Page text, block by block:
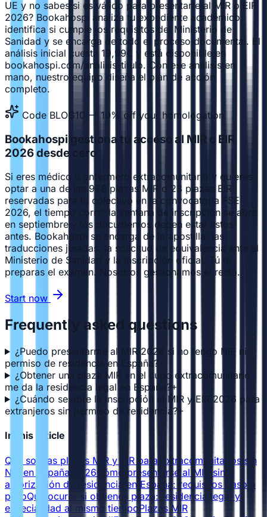
UE y no sabes si es válido para presentarte al MIR o EIR
2026? Bookahospi analiza tu expediente académico,
identifica si cumple los requisitos del Ministerio de
Sanidad y se encarga de todo el proceso documental. El
análisis inicial cuesta 19,99€ y está disponible en
bookahospi.com/analisis-titulo. Con ese análisis en
mano, nuestro equipo diseña el plan de acción
completo.
Code BLOG10 — 10% off your homologation
Bookahospi gestiona tu acceso al MIR o EIR
2026 desde cero
Si eres médico o enfermero extracomunitario y quieres
optar a una de las 928 plazas MIR o 23 plazas EIR
reservadas para tu colectivo en la convocatoria FSE
2026, el tiempo corre: la ventana de inscripción se abre
en septiembre y los documentos deben estar listos
antes. Bookahospi se encarga de la apostilla, las
traducciones juradas, la solicitud de equivalencia ante el
Ministerio de Sanidad y la inscripción oficial. Tú te
preparas el examen. Nosotros gestionamos el resto.
Start now
Frequently asked questions
¿Puedo presentarme al MIR 2026 si no tengo NIE ni
permiso de residencia en España?
¿Obtener una plaza MIR en el cupo extracomunitario
me da la residencia legal en España? +
¿Cuándo se abre la inscripción al MIR y EIR 2026 para
extranjeros sin permiso de residencia? +
In this article
Qué son las plazas MIR y EIR para extracomunitarios sin
NIE en España 2026Cómo presentarse al MIR sin
autorización de residencia en España: requisitos paso a
pasoQué ocurre si obtienes plaza: residencia legal y
especialidad al mismo tiempo Plazas MIR